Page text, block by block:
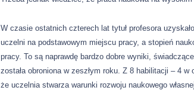
W czasie ostatnich czterech lat tytuł profesora
uczelni na podstawowym miejscu pracy, a stopień
pracy. To są naprawdę bardzo dobre wyniki,
została obroniona w zeszłym roku. Z 8 habilitacji – 4
że uczelnia stwarza warunki rozwoju naukowego